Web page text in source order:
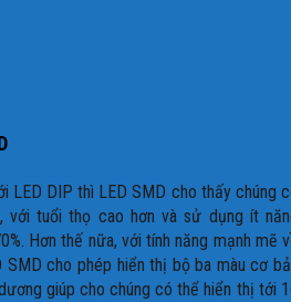
LED DIP thì LED SMD cho thấy chúng
với tuổi thọ cao hơn và sử dụng ít
Hơn thế nữa, với tính năng mạnh mẽ
SMD cho phép hiển thị bộ ba màu cơ
giúp cho chúng có thể hiển thị tới